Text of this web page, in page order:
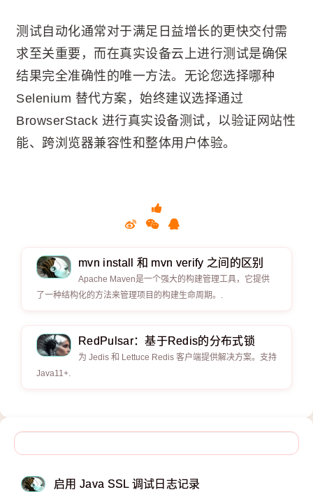
测试自动化通常对于满足日益增长的更快交付需
求至关重要，而在真实设备云上进行测试是确保
结果完全准确性的唯一方法。无论您选择哪种
Selenium 替代方案，始终建议选择通过
BrowserStack 进行真实设备测试，以验证网站性
能、跨浏览器兼容性和整体用户体验。
mvn install 和 mvn verify 之间的区别
Apache Maven是一个强大的构建管理工具，它提供
了一种结构化的方法来管理项目的构建生命周期。.
RedPulsar：基于Redis的分布式锁
为 Jedis 和 Lettuce Redis 客户端提供解决方案。支持
Java11+.
启用 Java SSL 调试日志记录